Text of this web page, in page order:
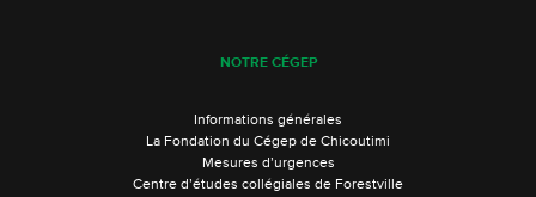
NOTRE CÉGEP
Informations générales
La Fondation du Cégep de Chicoutimi
Mesures d’urgences
Centre d’études collégiales de Forestville